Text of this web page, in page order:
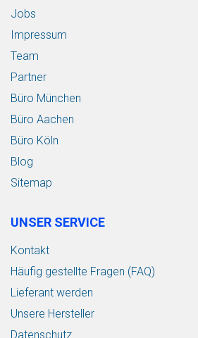
Jobs
Impressum
Team
Partner
Büro München
Büro Aachen
Büro Köln
Blog
Sitemap
UNSER SERVICE
Kontakt
Häufig gestellte Fragen (FAQ)
Lieferant werden
Unsere Hersteller
Datenschutz